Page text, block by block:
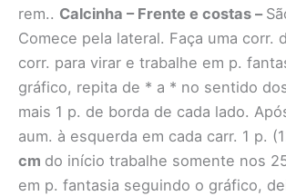
rem.. Calcinha – Frente e costas –
Comece pela lateral. Faça uma corr.
corr. para virar e trabalhe em p.
gráfico, repita de * a * no sentido
mais 1 p. de borda de cada lado.
aum. à esquerda em cada carr. 1 p.
cm do início trabalhe somente nos
em p. fantasia seguindo o gráfico,